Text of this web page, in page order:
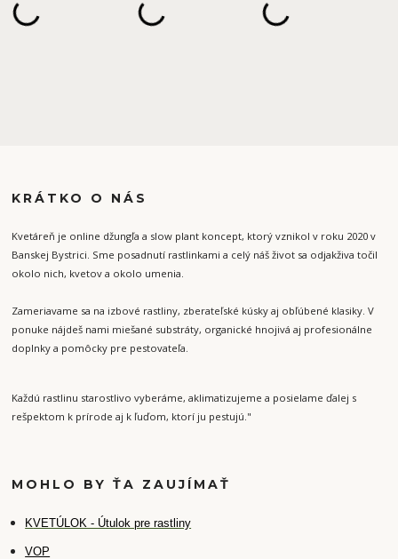
KRÁTKO O NÁS
Kvetáreň je online džungľa a slow plant koncept, ktorý vznikol v roku 2020 v
Banskej Bystrici. Sme posadnutí rastlinkami a celý náš život sa odjakživa točil
okolo nich, kvetov a okolo umenia.
Zameriavame sa na izbové rastliny, zberateľské kúsky aj obľúbené klasiky. V
ponuke nájdeš nami miešané substráty, organické hnojivá aj profesionálne
doplnky a pomôcky pre pestovateľa.
Každú rastlinu starostlivo vyberáme, aklimatizujeme a posielame ďalej s
rešpektom k prírode aj k ľuďom, ktorí ju pestujú."
MOHLO BY ŤA ZAUJÍMAŤ
KVETÚLOK - Útulok pre rastliny
VOP